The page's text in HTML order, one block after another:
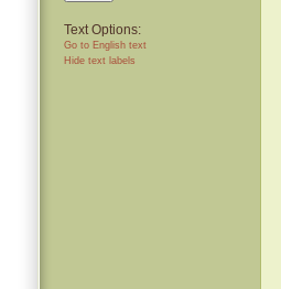
Text Options:
Go to English text
Hide text labels